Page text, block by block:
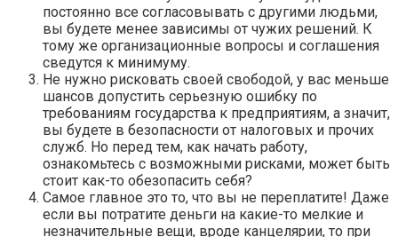
постоянно все согласовывать с другими людьми,
вы будете менее зависимы от чужих решений. К
тому же организационные вопросы и соглашения
сведутся к минимуму.
Не нужно рисковать своей свободой, у вас меньше
шансов допустить серьезную ошибку по
требованиям государства к предприятиям, а значит,
вы будете в безопасности от налоговых и прочих
служб. Но перед тем, как начать работу,
ознакомьтесь с возможными рисками, может быть
стоит как-то обезопасить себя?
Самое главное это то, что вы не переплатите! Даже
если вы потратите деньги на какие-то мелкие и
незначительные вещи, вроде канцелярии, то при